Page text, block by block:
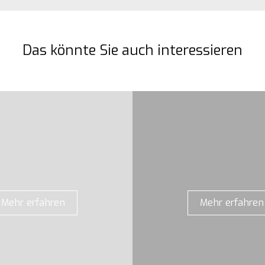
Das könnte Sie auch interessieren
Mehr erfahren Mehr erfahren